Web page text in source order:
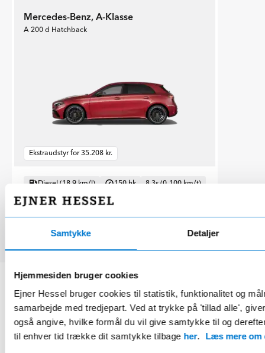
Samtykke Detaljer
Hjemmesiden bruger cookies
Ejner Hessel bruger cookies til statistik, funktionalitet og
samarbejde med tredjepart. Ved at trykke på 'tillad alle',
også angive, hvilke formål du vil give samtykke til og
til enhver tid trække dit samtykke tilbage her. Læs mere om
Mercedes-Benz, A-Klasse
A 200 d Hatchback
Ekstraudstyr for 35.208 kr.
Diesel (18.9 km/l) 150 hk
8.3s (0-100 km/t)
220 km/t
Forhjulstræk
HESSEL STARPLUS COMPLETE
Fordelsaftale
kun 219 kr/md.*